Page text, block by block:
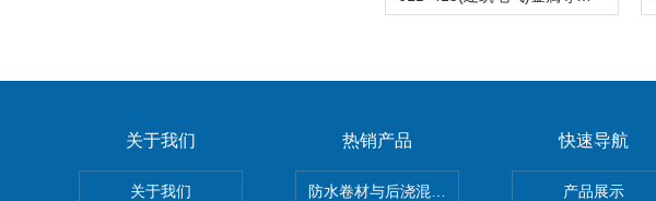
关于我们
关于我们
热销产品
防水卷材与后浇混凝土剥离强度试验夹具
快速导航
产品展示